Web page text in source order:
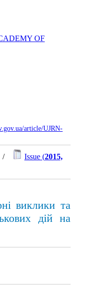
OF
article/UJRN-
/ Issue (2015,
виклики та
дій на